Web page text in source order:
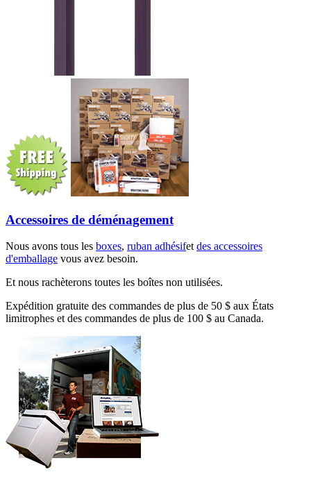
Accessoires de déménagement
Nous avons tous les boxes, ruban adhésifetdes accessoires
d'emballage vous avez besoin.
Et nous rachèterons toutes les boîtes non utilisées.
Expédition gratuite des commandes de plus de 50 $ aux États
limitrophes et des commandes de plus de 100 $ au Canada.